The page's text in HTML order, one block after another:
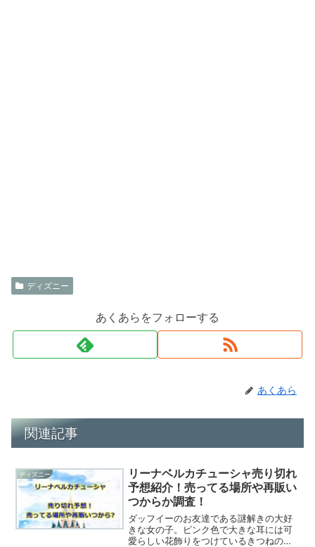
ディズニー
あくあらをフォローする
あくあら
関連記事
ディズニー
リーナベルカチューシャ売り切れ
予想紹介！売ってる場所や再販い
つからか調査！
ダッフイーのお友達である謎解きの大好
きな女の子。ピンク色で大きな耳には可
愛らしい花飾りをつけているきつねの女